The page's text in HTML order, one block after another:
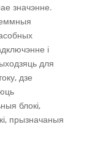
значэнне.
і
для
дзе
блокі,
прызначаныя